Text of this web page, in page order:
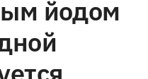
йодом